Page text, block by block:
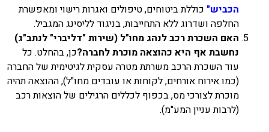
הכביש" כוללת ביטוחים, טיפולים ואגרות רישוי ומאפשרת
החלפה ושדרוג ללא התחייבות, בניגוד לליסינג המגביל.
האם השכרת רכב לנהג מחו"ל (שירות "דליברי" לנתב"ג)
נחשבת אף היא כהוצאה מוכרת לחברה?כן, בהחלט. כל
עוד השכרת הרכב משרתת מטרה עסקית לגיטימית של החברה
(כמו אירוח אורחים, לקוחות או עובדים מחו"ל), ההוצאה תהיה
מוכרת לצורכי מס, בכפוף לכללים הרגילים של הוצאות רכב
(לרבות עניין המע"מ).